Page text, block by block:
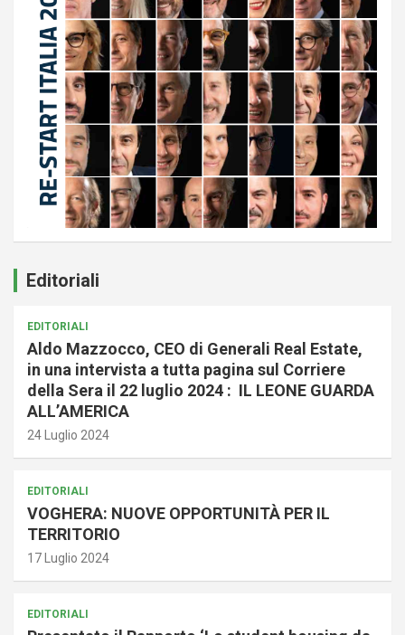
Editoriali
EDITORIALI
Aldo Mazzocco, CEO di Generali Real Estate,
in una intervista a tutta pagina sul Corriere
della Sera il 22 luglio 2024 : IL LEONE GUARDA
ALL’AMERICA
24 Luglio 2024
EDITORIALI
VOGHERA: NUOVE OPPORTUNITÀ PER IL
TERRITORIO
17 Luglio 2024
EDITORIALI